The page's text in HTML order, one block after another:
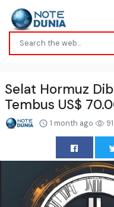
Selat Hormuz
Tembus US$
1 month ago 91